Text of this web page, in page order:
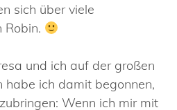
sich über viele
Robin.
und ich auf der großen
habe ich damit begonnen,
Wenn ich mir mit